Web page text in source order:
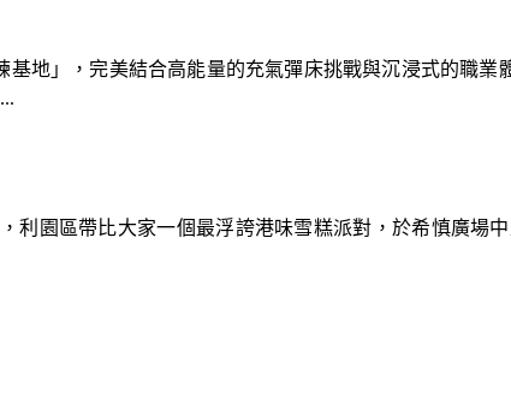
基地」，完美結合高能量的充氣彈床挑戰與沉浸式的職
利園區帶比大家一個最浮誇港味雪糕派對，於希慎廣場